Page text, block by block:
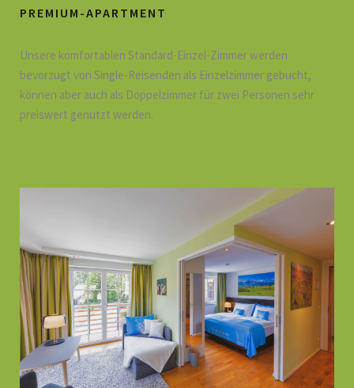
PREMIUM-APARTMENT
Unsere komfortablen Standard-Einzel-Zimmer werden
bevorzugt von Single-Reisenden als Einzelzimmer gebucht,
können aber auch als Doppelzimmer für zwei Personen sehr
preiswert genutzt werden.